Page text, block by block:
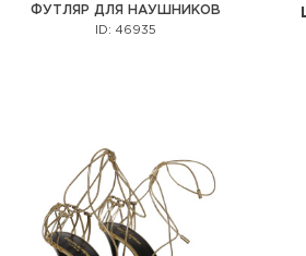
ФУТЛЯР ДЛЯ НАУШНИКОВ
ID: 46935